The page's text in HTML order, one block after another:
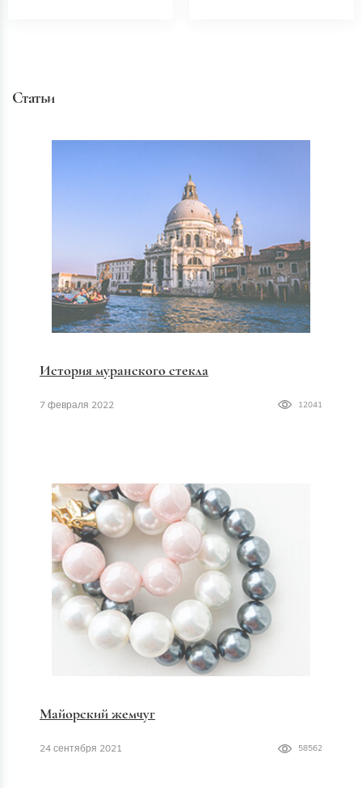
Статьи
История муранского стекла
7 февраля 2022 12041
Майорский жемчуг
24 сентября 2021 58562